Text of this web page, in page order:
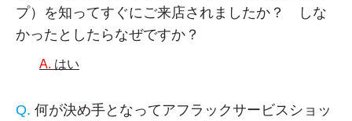
プ）を知ってすぐにご来店されましたか？ しな
かったとしたらなぜですか？
はい
何が決め手となってアフラックサービスショッ